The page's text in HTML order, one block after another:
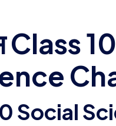
Class
Social